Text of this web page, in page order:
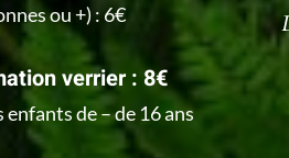
ou +) : 6€
verrier : 8€
enfants de – de 16 ans